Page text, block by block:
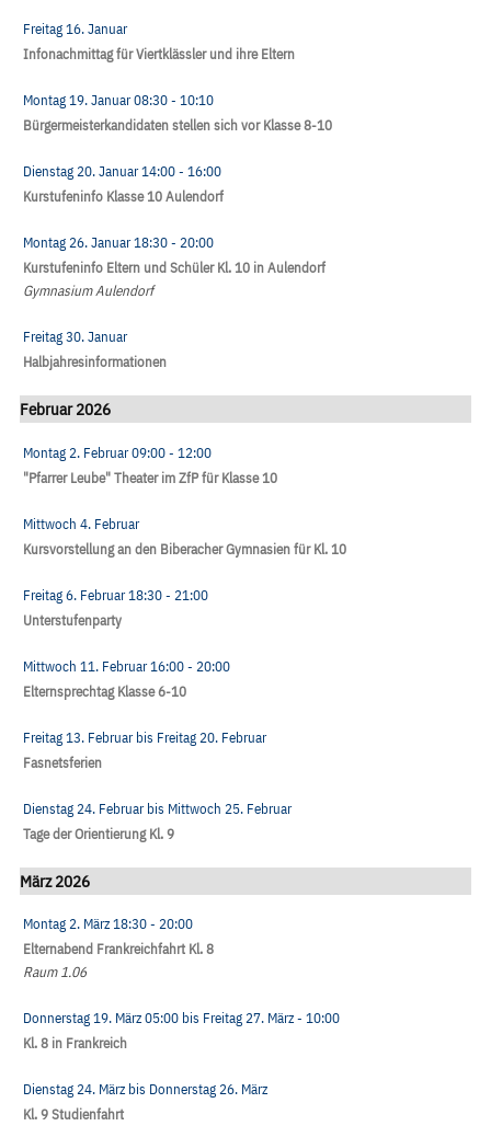
Freitag 16. Januar
Infonachmittag für Viertklässler und ihre Eltern
Montag 19. Januar08:30- 10:10
Bürgermeisterkandidaten stellen sich vor Klasse 8-10
Dienstag 20. Januar14:00- 16:00
Kurstufeninfo Klasse 10 Aulendorf
Montag 26. Januar18:30- 20:00
Kurstufeninfo Eltern und Schüler Kl. 10 in Aulendorf
Gymnasium Aulendorf
Freitag 30. Januar
Halbjahresinformationen
Februar 2026
Montag 2. Februar09:00- 12:00
"Pfarrer Leube" Theater im ZfP für Klasse 10
Mittwoch 4. Februar
Kursvorstellung an den Biberacher Gymnasien für Kl. 10
Freitag 6. Februar18:30- 21:00
Unterstufenparty
Mittwoch 11. Februar16:00- 20:00
Elternsprechtag Klasse 6-10
Freitag 13. Februarbis Freitag 20. Februar
Fasnetsferien
Dienstag 24. Februarbis Mittwoch 25. Februar
Tage der Orientierung Kl. 9
März 2026
Montag 2. März18:30- 20:00
Elternabend Frankreichfahrt Kl. 8
Raum 1.06
Donnerstag 19. März05:00 bis Freitag 27. März- 10:00
Kl. 8 in Frankreich
Dienstag 24. März bis Donnerstag 26. März
Kl. 9 Studienfahrt